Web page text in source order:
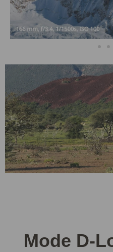
Mode D-